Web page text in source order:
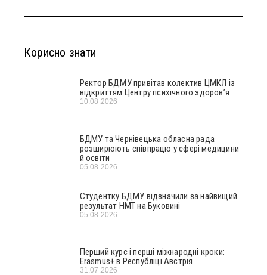
Корисно знати
Ректор БДМУ привітав колектив ЦМКЛ із
відкриттям Центру психічного здоров’я
10.08.2026
БДМУ та Чернівецька обласна рада
розширюють співпрацю у сфері медицини
й освіти
05.08.2026
Студентку БДМУ відзначили за найвищий
результат НМТ на Буковині
05.08.2026
Перший курс і перші міжнародні кроки:
Erasmus+ в Республіці Австрія
31.07.2026